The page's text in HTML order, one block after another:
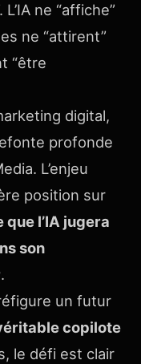
ne “affiche”
ne “attirent”
“être
digital,
profonde
L’enjeu
position sur
que l’IA jugera
son
.
un futur
copilote
le défi est clair